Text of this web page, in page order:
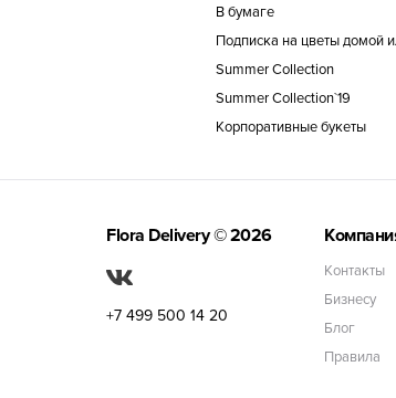
В бумаге
Подписка на цветы домой
Summer Collection
Summer Collection`19
Корпоративные букеты
Flora Delivery© 2026
+7 499 500 14 20
Контакты
Бизнесу
Блог
Правила